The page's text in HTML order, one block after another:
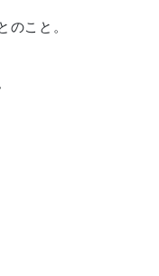
のこと。